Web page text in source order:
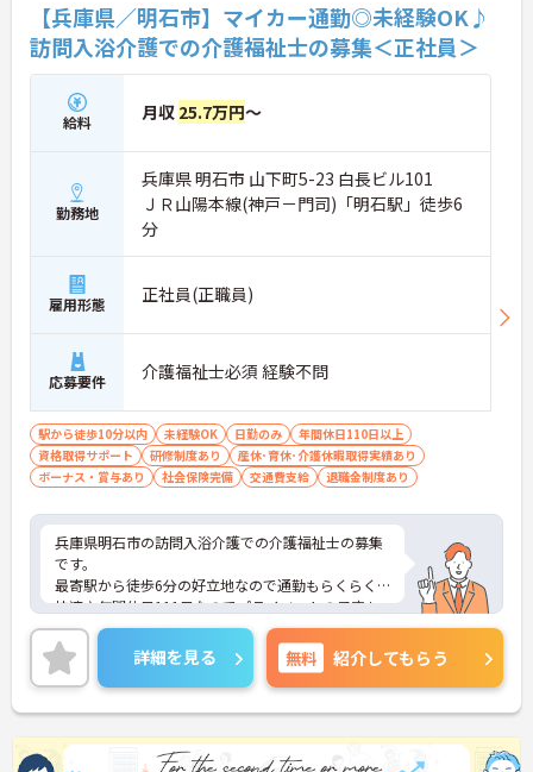
【兵庫県／明石市】マイカー通勤◎未経験OK♪
訪問入浴介護での介護福祉士の募集＜正社員＞
給料 月収 25.7万円～
勤務地
兵庫県 明石市 山下町5-23 白長ビル101
ＪＲ山陽本線(神戸－門司)「明石駅」徒歩6
分
雇用形態 正社員(正職員)
応募要件 介護福祉士必須 経験不問
駅から徒歩10分以内 未経験OK 日勤のみ
年間休日110日以上
資格取得サポート
研修制度あり
産休･育休･介護休暇取得実績あり
ボーナス・賞与あり
社会保険完備 交通費支給 退職金制度あり
兵庫県明石市の訪問入浴介護での介護福祉士の募集
です。
最寄駅から徒歩6分の好立地なので通勤もらくらく
快適♪年間休日111日なのでプライベートの予定も
立てやすいです。
ご興味のある方は、面接のポイントをお伝えします
のでお気軽にお問い合せください。
詳細を見る 無料 紹介してもらう